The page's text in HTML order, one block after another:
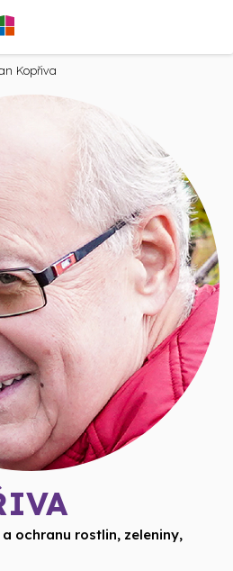
Kopřiva
ochranu rostlin, zeleniny,